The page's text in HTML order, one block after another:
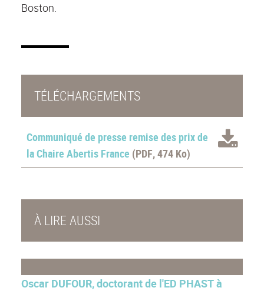
Boston.
TÉLÉCHARGEMENTS
Communiqué de presse remise des prix de
la Chaire Abertis France (PDF, 474 Ko)
À LIRE AUSSI
Oscar DUFOUR, doctorant de l'ED PHAST à